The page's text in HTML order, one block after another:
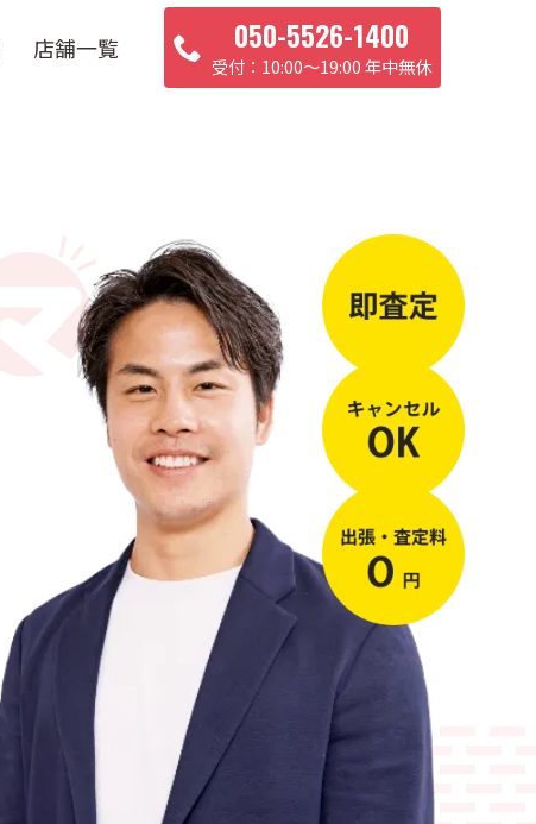
店舗一覧 050-5526-1400
10:00〜19:00 年中無休